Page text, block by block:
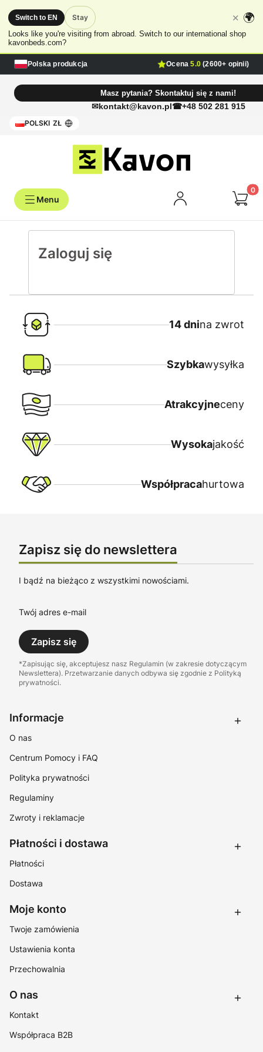
🌍
Looks like you're visiting from abroad. Switch to our international shop
kavonbeds.com?
Switch to EN Stay ✕
Polska produkcja Ocena5.0 (2600+ opinii)
Masz pytania? Skontaktuj się z nami!
kontakt@kavon.pl +48 502 281 915
POLSKI ZŁ
Zaloguj się
14 dnina zwrot
Szybkawysyłka
Atrakcyjneceny
Wysokajakość
Współpracahurtowa
Zapisz się do newslettera
I bądź na bieżąco z wszystkimi nowościami.
Twój adres e-mail
Zapisz się
*Zapisując się, akceptujesz nasz Regulamin (w zakresie dotyczącym
Newslettera). Przetwarzanie danych odbywa się zgodnie z Polityką
prywatności.
Linki w stopce
Informacje
O nas
Centrum Pomocy i FAQ
Polityka prywatności
Regulaminy
Zwroty i reklamacje
Płatności i dostawa
Płatności
Dostawa
Moje konto
Twoje zamówienia
Ustawienia konta
Przechowalnia
O nas
Kontakt
Współpraca B2B